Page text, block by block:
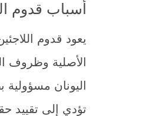
أسباب قدوم
يعود قدوم
الأصلية وظروف
اليونان مسؤولية
تؤدي إلى تقييد